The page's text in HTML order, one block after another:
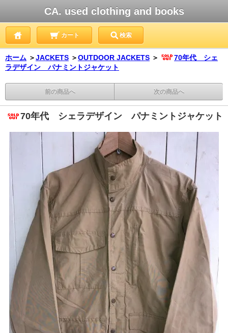
CA. used clothing and books
カート 検索
ホーム ＞JACKETS ＞OUTDOOR JACKETS ＞
70年代 シェ
ラデザイン パナミントジャケット
前の商品へ 次の商品へ
70年代 シェラデザイン パナミントジャケット